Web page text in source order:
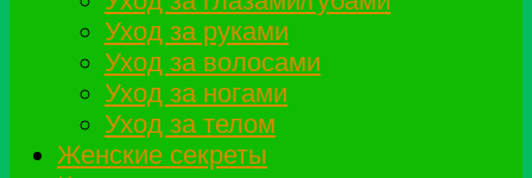
Уход за руками
Уход за волосами
Уход за ногами
Уход за телом
Женские секреты